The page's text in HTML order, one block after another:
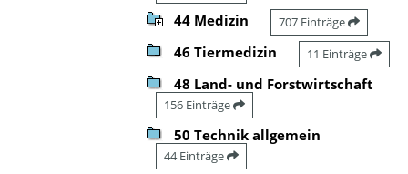
44 Medizin 707 Einträge
46 Tiermedizin 11 Einträge
48 Land- und Forstwirtschaft
156 Einträge
50 Technik allgemein
44 Einträge